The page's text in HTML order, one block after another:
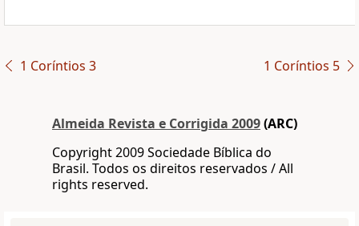
1 Coríntios 3 1 Coríntios 5
Almeida Revista e Corrigida 2009(ARC)
Copyright 2009 Sociedade Bíblica do
Brasil. Todos os direitos reservados / All
rights reserved.